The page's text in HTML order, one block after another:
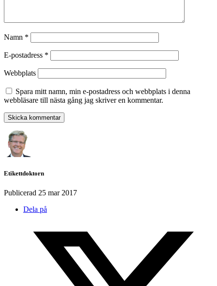
Namn *
E-postadress *
Webbplats
Spara mitt namn, min e-postadress och webbplats i denna
webbläsare till nästa gång jag skriver en kommentar.
Etikettdoktorn
Publicerad 25 mar 2017
Dela på